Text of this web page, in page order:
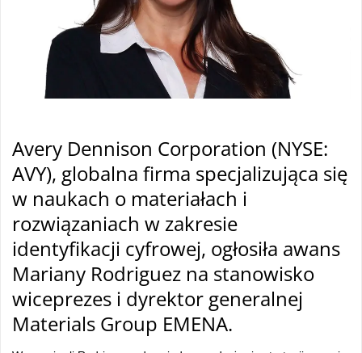
Avery Dennison Corporation (NYSE:
AVY), globalna firma specjalizująca się
w naukach o materiałach i
rozwiązaniach w zakresie
identyfikacji cyfrowej, ogłosiła awans
Mariany Rodriguez na stanowisko
wiceprezes i dyrektor generalnej
Materials Group EMENA.